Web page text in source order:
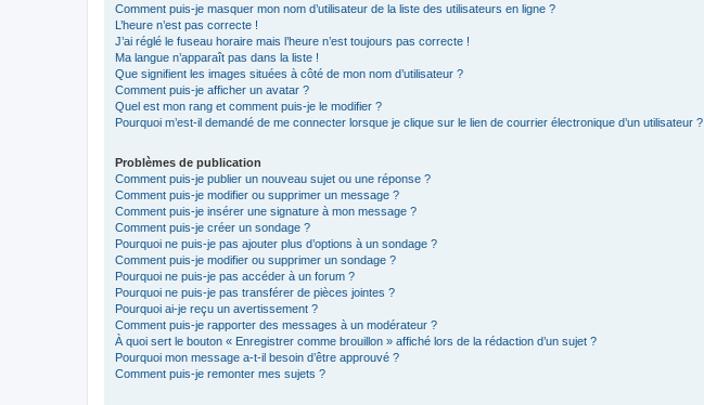
Comment puis-je masquer mon nom d’utilisateur de la liste des utilisateurs en ligne ?
L’heure n’est pas correcte !
J’ai réglé le fuseau horaire mais l’heure n’est toujours pas correcte !
Ma langue n’apparaît pas dans la liste !
Que signifient les images situées à côté de mon nom d’utilisateur ?
Comment puis-je afficher un avatar ?
Quel est mon rang et comment puis-je le modifier ?
Pourquoi m’est-il demandé de me connecter lorsque je clique sur le lien de courrier électronique d’un utilisateur ?
Problèmes de publication
Comment puis-je publier un nouveau sujet ou une réponse ?
Comment puis-je modifier ou supprimer un message ?
Comment puis-je insérer une signature à mon message ?
Comment puis-je créer un sondage ?
Pourquoi ne puis-je pas ajouter plus d’options à un sondage ?
Comment puis-je modifier ou supprimer un sondage ?
Pourquoi ne puis-je pas accéder à un forum ?
Pourquoi ne puis-je pas transférer de pièces jointes ?
Pourquoi ai-je reçu un avertissement ?
Comment puis-je rapporter des messages à un modérateur ?
À quoi sert le bouton « Enregistrer comme brouillon » affiché lors de la rédaction d’un sujet ?
Pourquoi mon message a-t-il besoin d’être approuvé ?
Comment puis-je remonter mes sujets ?